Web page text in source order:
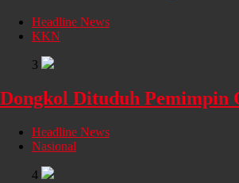
Headline News
KKN
3
Dongkol Dituduh Pemimpin
Headline News
Nasional
4